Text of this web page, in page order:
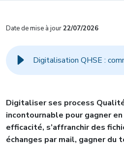
Date de mise à jour22/07/2026
Digitaliser ses process
incontournable pour gagner
efficacité, s’affranchir des
échanges par mail, gagner du